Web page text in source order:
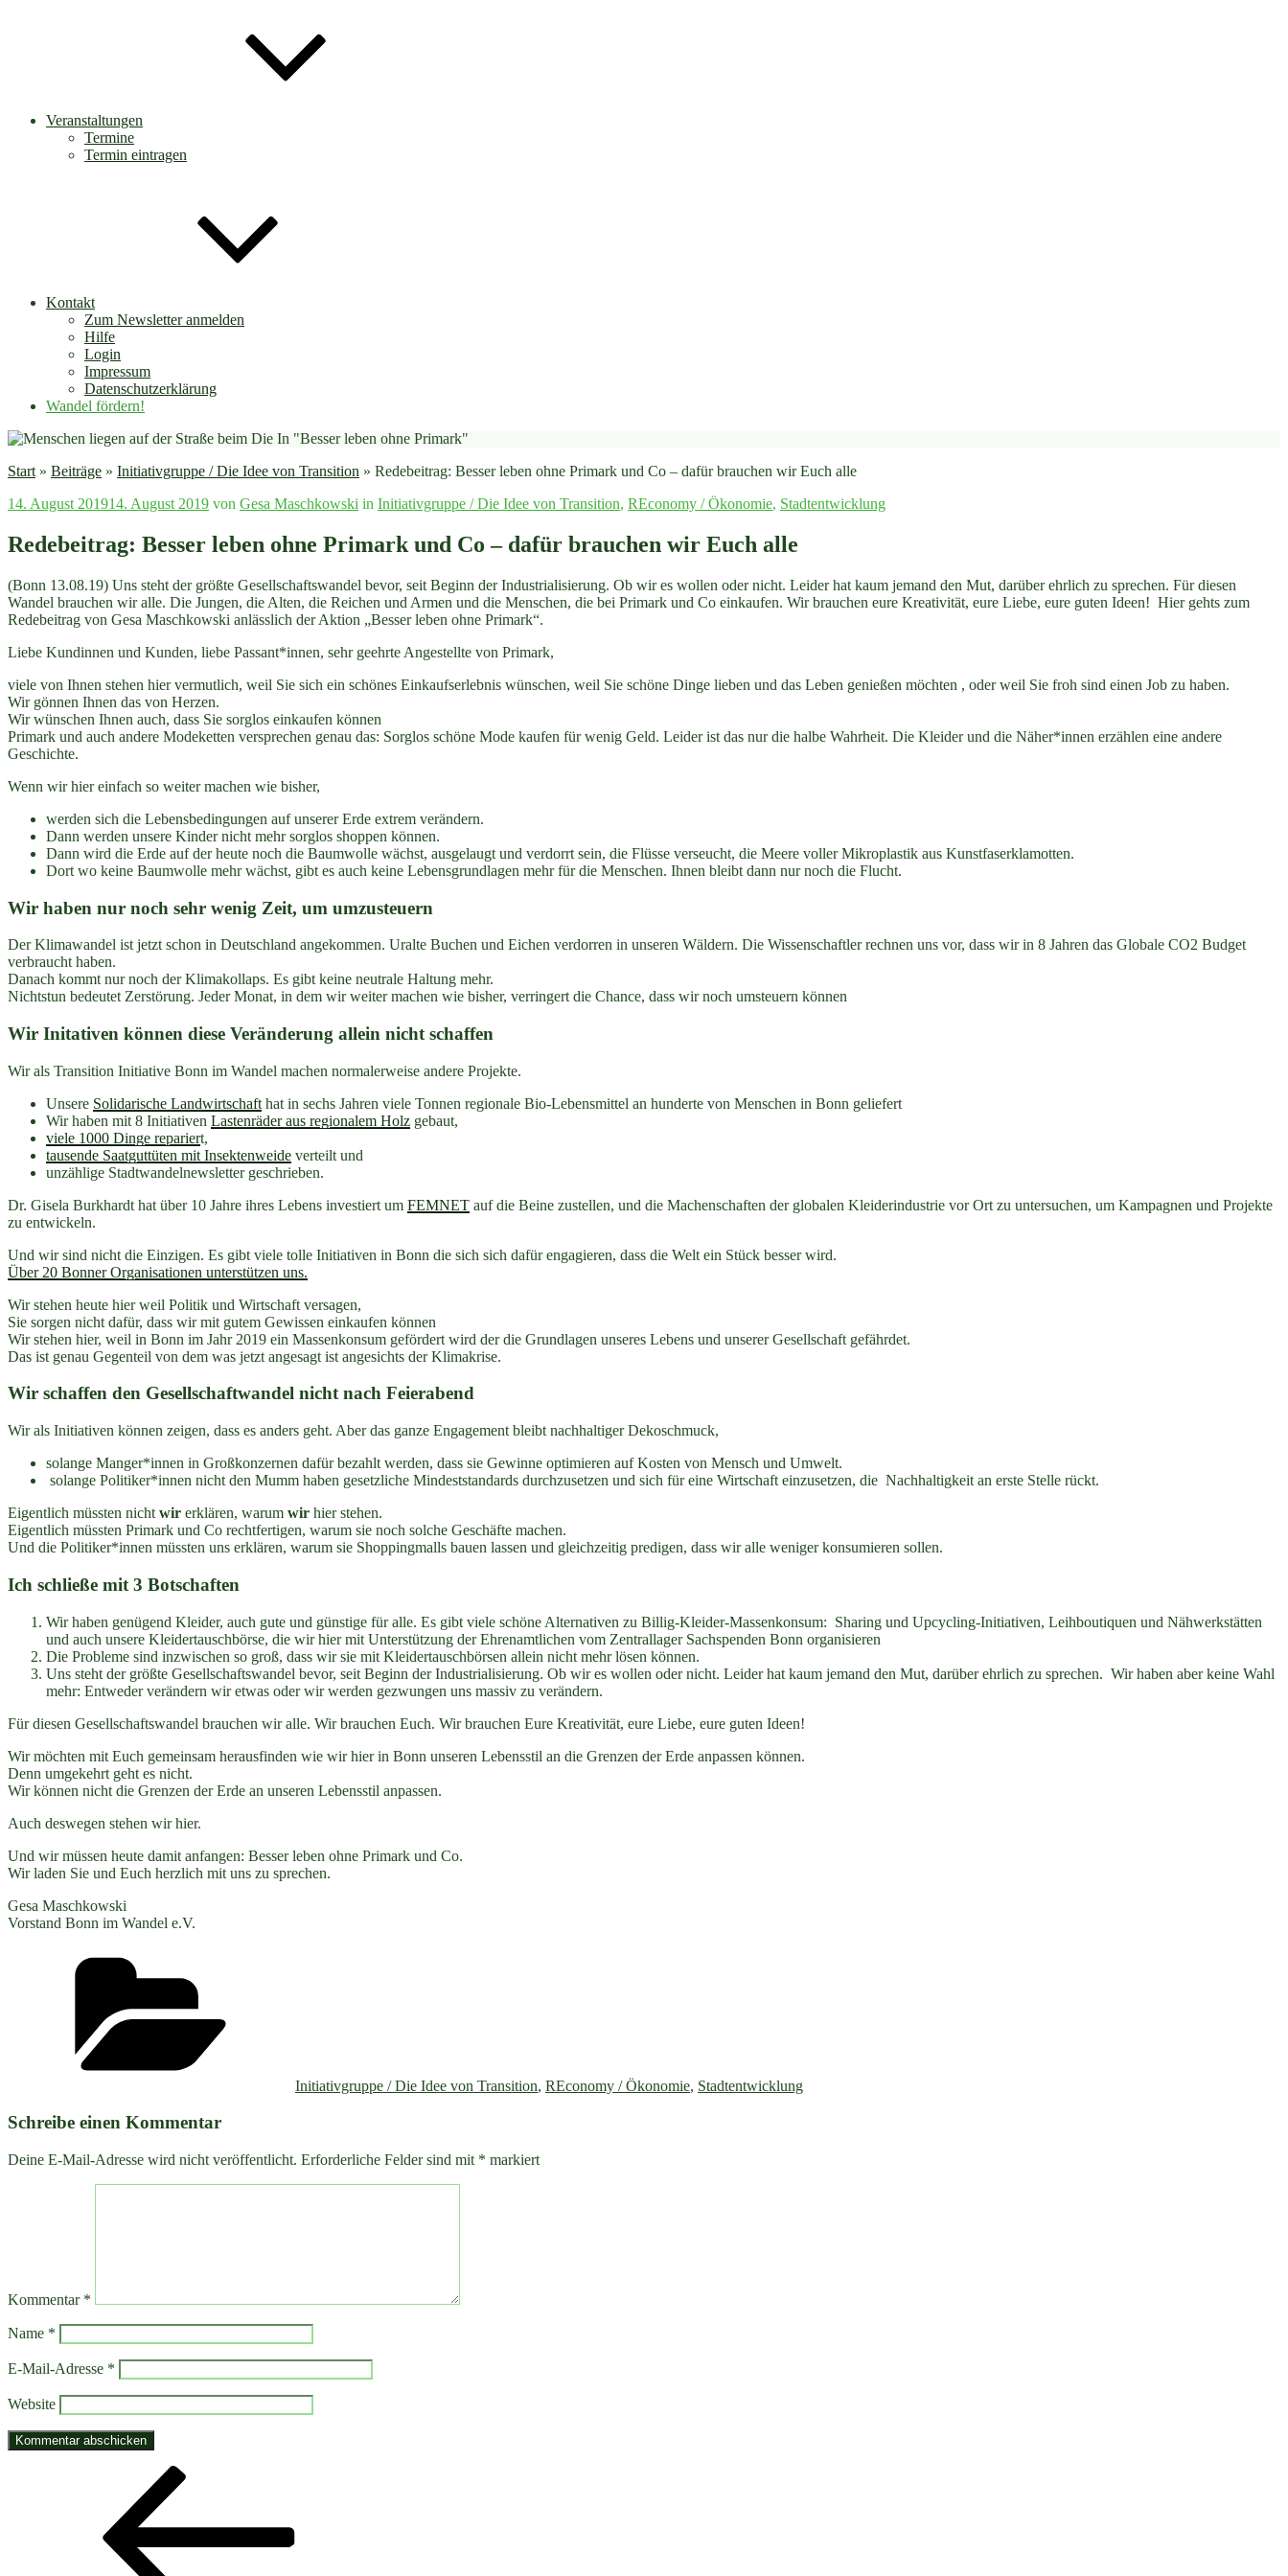
Veranstaltungen
Termine
Termin eintragen
Kontakt
Zum Newsletter anmelden
Hilfe
Login
Impressum
Datenschutzerklärung
Wandel fördern!
Start » Beiträge » Initiativgruppe / Die Idee von Transition » Redebeitrag: Besser leben ohne Primark und Co – dafür brauchen wir Euch alle
Veröffentlicht
14. August 201914. August 2019 von Gesa Maschkowski in Initiativgruppe / Die Idee von Transition, REconomy / Ökonomie, Stadtentwicklung
Redebeitrag: Besser leben ohne Primark und Co – dafür brauchen wir Euch alle
(Bonn 13.08.19) Uns steht der größte Gesellschaftswandel bevor, seit Beginn der Industrialisierung. Ob wir es wollen oder nicht. Leider hat kaum jemand den Mut, darüber ehrlich zu sprechen. Für diesen
Wandel brauchen wir alle. Die Jungen, die Alten, die Reichen und Armen und die Menschen, die bei Primark und Co einkaufen. Wir brauchen eure Kreativität, eure Liebe, eure guten Ideen! Hier gehts zum
Redebeitrag von Gesa Maschkowski anlässlich der Aktion „Besser leben ohne Primark“.
Liebe Kundinnen und Kunden, liebe Passant*innen, sehr geehrte Angestellte von Primark,
viele von Ihnen stehen hier vermutlich, weil Sie sich ein schönes Einkaufserlebnis wünschen, weil Sie schöne Dinge lieben und das Leben genießen möchten , oder weil Sie froh sind einen Job zu haben.
Wir gönnen Ihnen das von Herzen.
Wir wünschen Ihnen auch, dass Sie sorglos einkaufen können
Primark und auch andere Modeketten versprechen genau das: Sorglos schöne Mode kaufen für wenig Geld. Leider ist das nur die halbe Wahrheit. Die Kleider und die Näher*innen erzählen eine andere
Geschichte.
Wenn wir hier einfach so weiter machen wie bisher,
werden sich die Lebensbedingungen auf unserer Erde extrem verändern.
Dann werden unsere Kinder nicht mehr sorglos shoppen können.
Dann wird die Erde auf der heute noch die Baumwolle wächst, ausgelaugt und verdorrt sein, die Flüsse verseucht, die Meere voller Mikroplastik aus Kunstfaserklamotten.
Dort wo keine Baumwolle mehr wächst, gibt es auch keine Lebensgrundlagen mehr für die Menschen. Ihnen bleibt dann nur noch die Flucht.
Wir haben nur noch sehr wenig Zeit, um umzusteuern
Der Klimawandel ist jetzt schon in Deutschland angekommen. Uralte Buchen und Eichen verdorren in unseren Wäldern. Die Wissenschaftler rechnen uns vor, dass wir in 8 Jahren das Globale CO2 Budget
verbraucht haben.
Danach kommt nur noch der Klimakollaps. Es gibt keine neutrale Haltung mehr.
Nichtstun bedeutet Zerstörung. Jeder Monat, in dem wir weiter machen wie bisher, verringert die Chance, dass wir noch umsteuern können
Wir Initativen können diese Veränderung allein nicht schaffen
Wir als Transition Initiative Bonn im Wandel machen normalerweise andere Projekte.
Unsere Solidarische Landwirtschaft hat in sechs Jahren viele Tonnen regionale Bio-Lebensmittel an hunderte von Menschen in Bonn geliefert
Wir haben mit 8 Initiativen Lastenräder aus regionalem Holz gebaut,
viele 1000 Dinge repariert,
tausende Saatguttüten mit Insektenweide verteilt und
unzählige Stadtwandelnewsletter geschrieben.
Dr. Gisela Burkhardt hat über 10 Jahre ihres Lebens investiert um FEMNET auf die Beine zustellen, und die Machenschaften der globalen Kleiderindustrie vor Ort zu untersuchen, um Kampagnen und Projekte
zu entwickeln.
Und wir sind nicht die Einzigen. Es gibt viele tolle Initiativen in Bonn die sich sich dafür engagieren, dass die Welt ein Stück besser wird.
Über 20 Bonner Organisationen unterstützen uns.
Wir stehen heute hier weil Politik und Wirtschaft versagen,
Sie sorgen nicht dafür, dass wir mit gutem Gewissen einkaufen können
Wir stehen hier, weil in Bonn im Jahr 2019 ein Massenkonsum gefördert wird der die Grundlagen unseres Lebens und unserer Gesellschaft gefährdet.
Das ist genau Gegenteil von dem was jetzt angesagt ist angesichts der Klimakrise.
Wir schaffen den Gesellschaftwandel nicht nach Feierabend
Wir als Initiativen können zeigen, dass es anders geht. Aber das ganze Engagement bleibt nachhaltiger Dekoschmuck,
solange Manger*innen in Großkonzernen dafür bezahlt werden, dass sie Gewinne optimieren auf Kosten von Mensch und Umwelt.
solange Politiker*innen nicht den Mumm haben gesetzliche Mindeststandards durchzusetzen und sich für eine Wirtschaft einzusetzen, die Nachhaltigkeit an erste Stelle rückt.
Eigentlich müssten nicht wir erklären, warum wir hier stehen.
Eigentlich müssten Primark und Co rechtfertigen, warum sie noch solche Geschäfte machen.
Und die Politiker*innen müssten uns erklären, warum sie Shoppingmalls bauen lassen und gleichzeitig predigen, dass wir alle weniger konsumieren sollen.
Ich schließe mit 3 Botschaften
Wir haben genügend Kleider, auch gute und günstige für alle. Es gibt viele schöne Alternativen zu Billig-Kleider-Massenkonsum: Sharing und Upcycling-Initiativen, Leihboutiquen und Nähwerkstätten
und auch unsere Kleidertauschbörse, die wir hier mit Unterstützung der Ehrenamtlichen vom Zentrallager Sachspenden Bonn organisieren
Die Probleme sind inzwischen so groß, dass wir sie mit Kleidertauschbörsen allein nicht mehr lösen können.
Uns steht der größte Gesellschaftswandel bevor, seit Beginn der Industrialisierung. Ob wir es wollen oder nicht. Leider hat kaum jemand den Mut, darüber ehrlich zu sprechen. Wir haben aber keine Wahl
mehr: Entweder verändern wir etwas oder wir werden gezwungen uns massiv zu verändern.
Für diesen Gesellschaftswandel brauchen wir alle. Wir brauchen Euch. Wir brauchen Eure Kreativität, eure Liebe, eure guten Ideen!
Wir möchten mit Euch gemeinsam herausfinden wie wir hier in Bonn unseren Lebensstil an die Grenzen der Erde anpassen können.
Denn umgekehrt geht es nicht.
Wir können nicht die Grenzen der Erde an unseren Lebensstil anpassen.
Auch deswegen stehen wir hier.
Und wir müssen heute damit anfangen: Besser leben ohne Primark und Co.
Wir laden Sie und Euch herzlich mit uns zu sprechen.
Gesa Maschkowski
Vorstand Bonn im Wandel e.V.
Initiativgruppe / Die Idee von Transition, REconomy / Ökonomie, Stadtentwicklung
Schreibe einen Kommentar
Deine E-Mail-Adresse wird nicht veröffentlicht. Erforderliche Felder sind mit * markiert
Kommentar *
Name *
E-Mail-Adresse *
Website
Beitragsnavigation